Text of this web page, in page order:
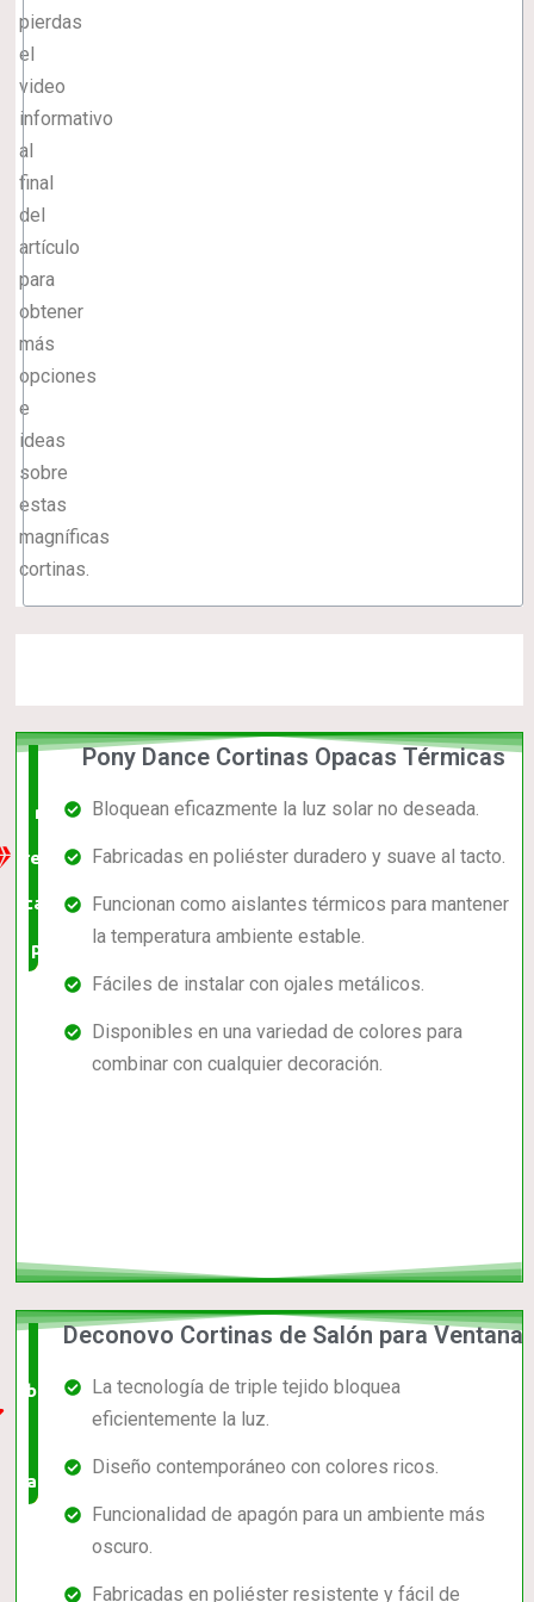
pierdas
el
video
informativo
al
final
del
artículo
para
obtener
más
opciones
e
ideas
sobre
estas
magníficas
cortinas.
mejor
relación
calidad-
precio
Pony Dance Cortinas Opacas Térmicas
Bloquean eficazmente la luz solar no deseada.
Fabricadas en poliéster duradero y suave al tacto.
Funcionan como aislantes térmicos para mantener
la temperatura ambiente estable.
Fáciles de instalar con ojales metálicos.
Disponibles en una variedad de colores para
combinar con cualquier decoración.
El +
barato,
valorado!
Deconovo Cortinas de Salón para Ventana
La tecnología de triple tejido bloquea
eficientemente la luz.
Diseño contemporáneo con colores ricos.
Funcionalidad de apagón para un ambiente más
oscuro.
Fabricadas en poliéster resistente y fácil de